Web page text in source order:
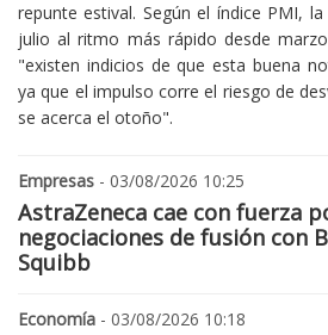
repunte estival. Según el índice PMI,
julio al ritmo más rápido desde
"existen indicios de que esta buena
ya que el impulso corre el riesgo de
se acerca el otoño".
Empresas - 03/08/2026 10:25
AstraZeneca cae con fuerza
negociaciones de fusión con
Squibb
Economía - 03/08/2026 10:18